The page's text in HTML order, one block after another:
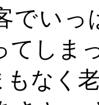
でい
てしま
なく